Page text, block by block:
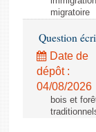
migratoire
Question
Date de
dépôt :
04/08/2026
bois et